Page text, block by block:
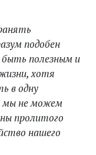
подобен
полезным и
хотя
в одну
мы не можем
пролитого
нашего